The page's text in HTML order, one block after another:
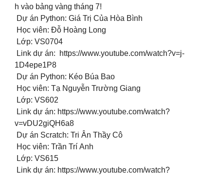
h vào bảng vàng tháng 7!
Dự án Python: Giá Trị Của Hòa Bình
‍ Học viên: Đỗ Hoàng Long
Lớp: VS0704
Link dự án: https://www.youtube.com/watch?v=j-
1D4epe1P8
Dự án Python: Kéo Búa Bao
Học viên: Tạ Nguyễn Trường Giang
Lớp: VS602
Link dự án: https://www.youtube.com/watch?
v=vDU2giQH6a8
Dự án Scratch: Tri Ân Thầy Cô
Học viên: Trần Trí Anh
Lớp: VS615
Link dự án: https://www.youtube.com/watch?